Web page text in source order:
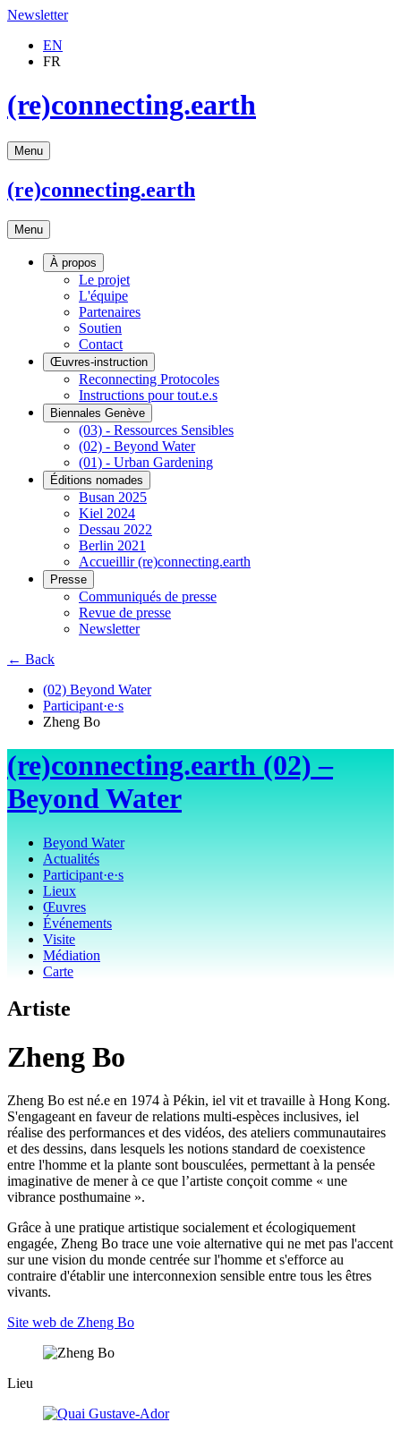
Newsletter
EN
FR
(re)connecting.earth
Menu
(re)connecting.earth
Menu
À propos
Le projet
L'équipe
Partenaires
Soutien
Contact
Œuvres-instruction
Reconnecting Protocoles
Instructions pour tout.e.s
Biennales Genève
(03) - Ressources Sensibles
(02) - Beyond Water
(01) - Urban Gardening
Éditions nomades
Busan 2025
Kiel 2024
Dessau 2022
Berlin 2021
Accueillir (re)connecting.earth
Presse
Communiqués de presse
Revue de presse
Newsletter
← Back
(02) Beyond Water
Participant·e·s
Zheng Bo
(re)connecting.earth (02) –
Beyond Water
Beyond Water
Actualités
Participant·e·s
Lieux
Œuvres
Événements
Visite
Médiation
Carte
Artiste
Zheng Bo
Zheng Bo est né.e en 1974 à Pékin, iel vit et travaille à Hong Kong.
S'engageant en faveur de relations multi-espèces inclusives, iel
réalise des performances et des vidéos, des ateliers communautaires
et des dessins, dans lesquels les notions standard de coexistence
entre l'homme et la plante sont bousculées, permettant à la pensée
imaginative de mener à ce que l’artiste conçoit comme « une
vibrance posthumaine ».
Grâce à une pratique artistique socialement et écologiquement
engagée, Zheng Bo trace une voie alternative qui ne met pas l'accent
sur une vision du monde centrée sur l'homme et s'efforce au
contraire d'établir une interconnexion sensible entre tous les êtres
vivants.
Site web de Zheng Bo
Lieu